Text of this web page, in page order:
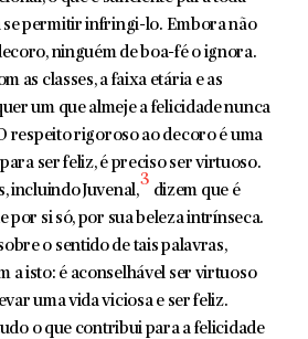
se permitir infringi-lo. Embora não
ninguém de boa-fé o ignora.
as classes, a faixa etária e as
um que almeje a felicidade nunca
respeito rigoroso ao decoro é uma
ser feliz, é preciso ser virtuoso.
incluindo Juvenal,
3
dizem que é
por si só, por sua beleza intrínseca.
o sentido de tais palavras,
a isto: é aconselhável ser virtuoso
uma vida viciosa e ser feliz.
o que contribui para a felicidade